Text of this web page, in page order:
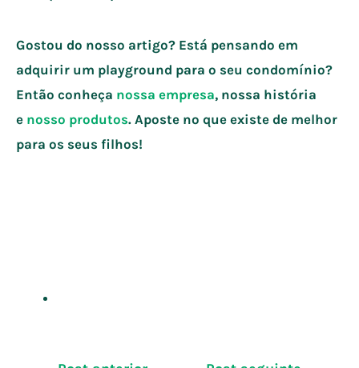
Gostou do nosso artigo? Está pensando em
adquirir um playground para o seu condomínio?
Então conheça nossa empresa, nossa história
e nosso produtos. Aposte no que existe de melhor
para os seus filhos!
Navegação